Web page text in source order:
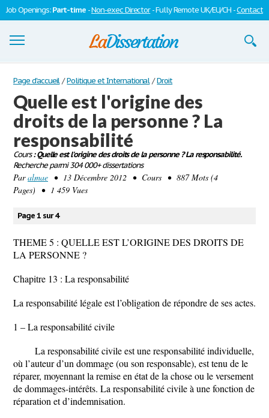
Job Openings:Part-time -Non-exec Director- Fully Remote UK/EU/CH -Contact
Dissertations
S'inscrire
Se connecter
Contactez-nous
Page d'accueil / Politique et International / Droit
Quelle est l'origine des
droits de la personne ? La
responsabilité
Cours: Quelle est l'origine des droits de la personne ? La responsabilité.
Recherche parmi 304 000+ dissertations
Paralmae • 13 Décembre 2012 • Cours • 887 Mots (4
Pages) • 1 459 Vues
Page 1 sur 4
THEME 5 : QUELLE EST L’ORIGINE DES DROITS DE
LA PERSONNE ?
Chapitre 13 : La responsabilité
La responsabilité légale est l’obligation de répondre de ses actes.
1 – La responsabilité civile
La responsabilité civile est une responsabilité individuelle,
où l’auteur d’un dommage (ou son responsable), est tenu de le
réparer, moyennant la remise en état de la chose ou le versement
de dommages-intérêts. La responsabilité civile à une fonction de
réparation et d’indemnisation.